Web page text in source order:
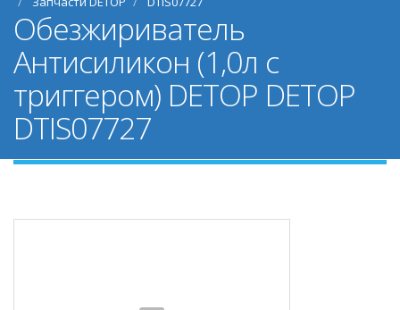
Обезжириватель
Антисиликон (1,0л с
триггером) DETOP DETOP
DTIS07727